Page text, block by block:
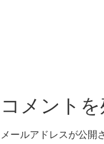
コメント
メールアドレスが公開